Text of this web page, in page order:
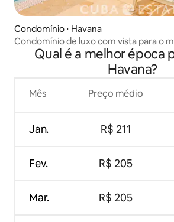
Condomínio ⋅ Havana
Condomínio de luxo com vista para o
Qual é a melhor época
Havana?
Mês
Jan.
Fev.
Mar.
Preço médio
R$ 211
R$ 205
R$ 205